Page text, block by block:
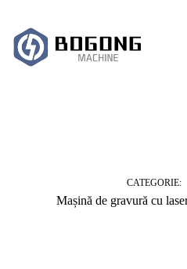
conținut
CATEGORIE:
Mașină de gravură cu